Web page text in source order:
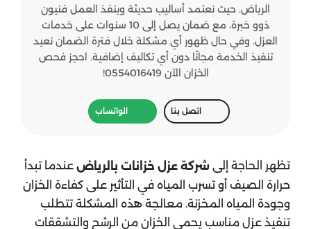
الرياض. حيث نعتمد أساليب حديثة وينفذ العمل فنيون
ذوو خبرة، مع ضمان يصل إلى 10 سنوات على خدمات
العزل. وفي حال ظهور أي مشكلة خلال فترة الضمان نعيد
تنفيذ الخدمة مجانًا دون أي تكاليف إضافية. احجز فحص
الخزان الآن 0554016419!
اتصل بنا الواتساب
تظهر الحاجة إلى شركة عزل خزانات بالرياض عندما تبدأ
حرارة الصيف أو تسرب المياه في التأثير على كفاءة الخزان
وجودة المياه المخزنة. معالجة هذه المشكلة تتطلب
تنفيذ عزل مناسب يحمي الخزان من الرشح والتشققات